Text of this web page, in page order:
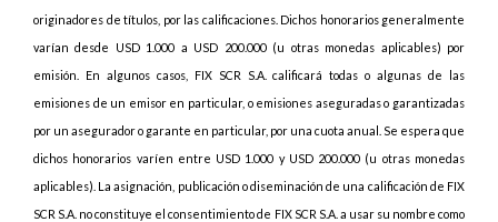
originadores de títulos, por las calificaciones. Dichos honorarios generalmente
varían desde USD 1.000 a USD 200.000 (u otras monedas aplicables) por
emisión. En algunos casos, FIX SCR S.A. calificará todas o algunas de las
emisiones de un emisor en particular, o emisiones aseguradas o garantizadas
por un asegurador o garante en particular, por una cuota anual. Se espera que
dichos honorarios varíen entre USD 1.000 y USD 200.000 (u otras monedas
aplicables). La asignación, publicación o diseminación de una calificación de FIX
SCR S.A. no constituye el consentimiento de FIX SCR S.A. a usar su nombre como